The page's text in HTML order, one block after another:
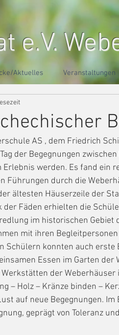
e.V.
Aktuelles Veranstaltungen
AS , dem Friedrich
der Begegnungen
werden. Es fand ein
Führungen durch die
ältesten Häuserzeile der
Fäden erhielten die
im historischen Gebiet
mit ihren
Schülern konnten auch
Essen im Garten
der Weberhäuser
– Holz – Kränze binden –
auf neue Begegnungen.
geprägt von Toleranz